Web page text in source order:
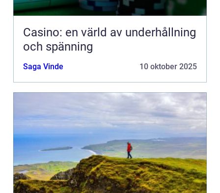
Casino: en värld av underhållning
och spänning
Saga Vinde 10 oktober 2025